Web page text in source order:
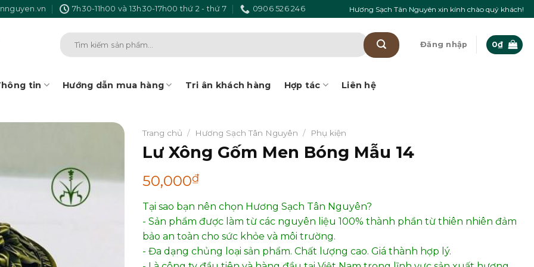
7h30-11h00 và 13h30-17h00 thứ 2 - thứ 7 0906 526 246 Hương Sạch Tân Nguyên xin kính chào quý khách!
Đăng nhập 0₫
tin Hướng dẫn mua hàng Tri ân khách hàng Hợp tác Liên hệ
Trang chủ / Hương Sạch Tân Nguyên / Phụ kiện
Lư Xông Gốm Men Bóng Mẫu 14
50,000₫
Tại sao bạn nên chọn Hương Sạch Tân Nguyên?
- Sản phẩm được làm từ các nguyên liệu 100% thành phần từ thiên nhiên đảm
bảo an toàn cho sức khỏe và môi trường.
- Đa dạng chủng loại sản phẩm. Chất lượng cao. Giá thành hợp lý.